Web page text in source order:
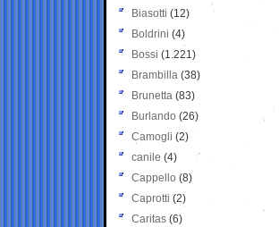
Biasotti (12)
Boldrini (4)
Bossi (1.221)
Brambilla (38)
Brunetta (83)
Burlando (26)
Camogli (2)
canile (4)
Cappello (8)
Caprotti (2)
Caritas (6)